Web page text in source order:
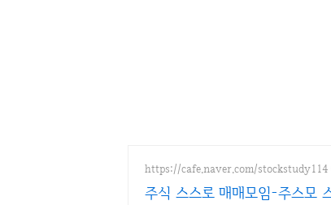
https://cafe.naver.com/stockstudy114
주식 스스로 매매모임-주스모